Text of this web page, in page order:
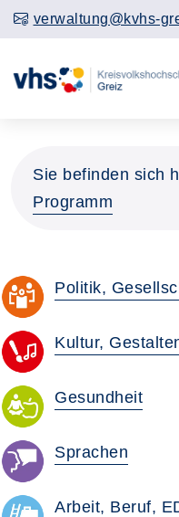
verwaltung@kvhs-
Sie befinden sich
Programm
Politik,
Kultur,
Gesundheit
Sprachen
Arbeit, Beruf,